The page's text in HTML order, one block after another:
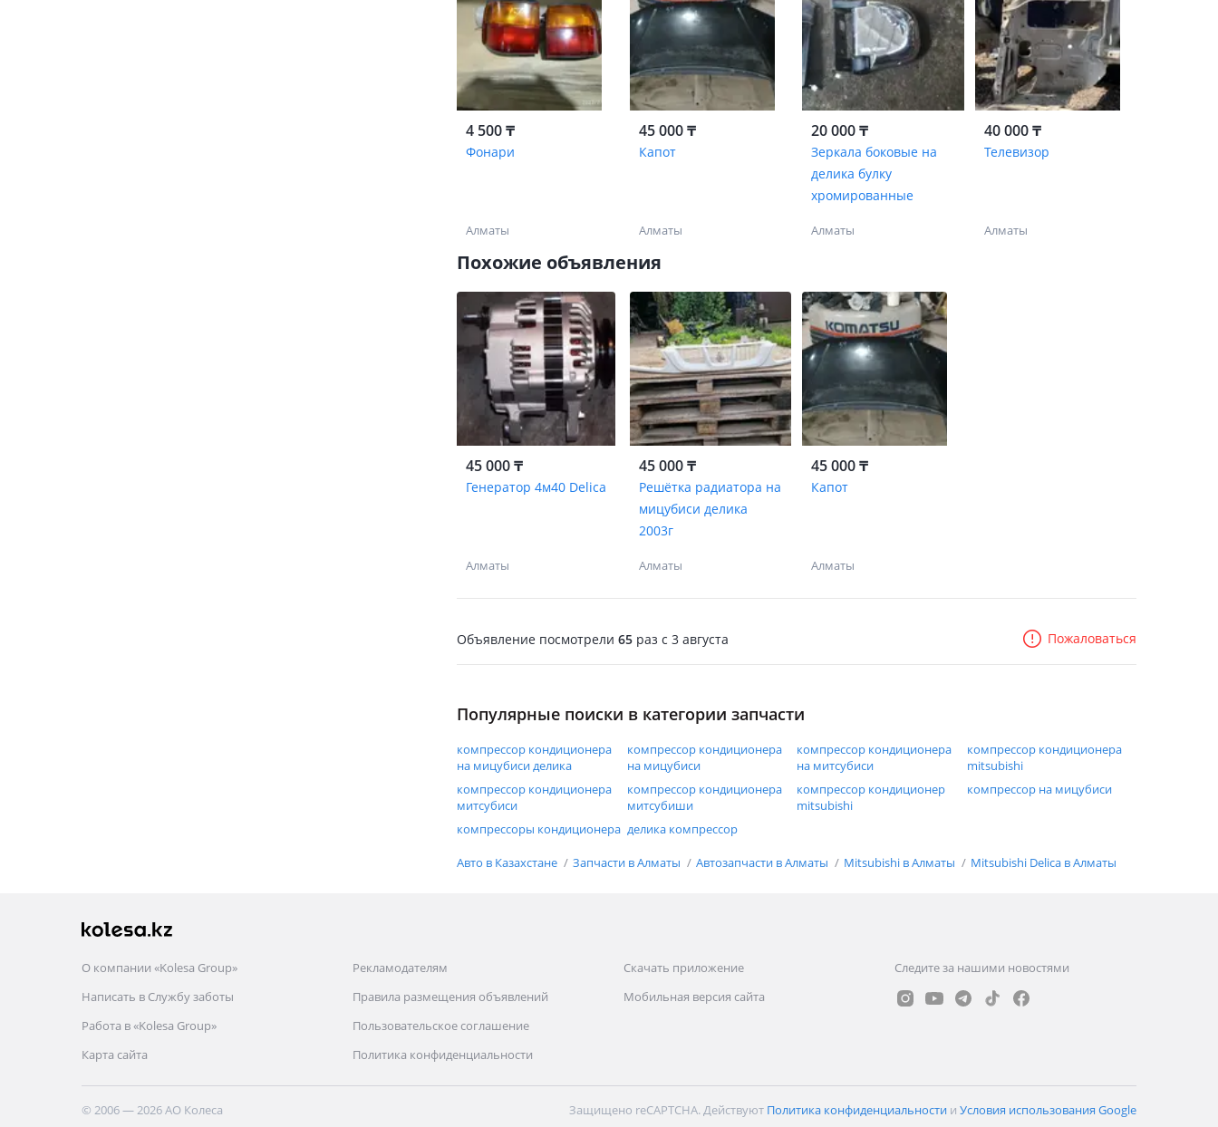
4 500 ₸
Фонари
Алматы
45 000 ₸
Капот
Алматы
20 000 ₸
Зеркала боковые на
делика булку
хромированные
Алматы
40 000 ₸
Телевизор
Алматы
Похожие объявления
45 000 ₸
Генератор 4м40 Delica
Алматы
45 000 ₸
Решётка радиатора на
мицубиси делика
2003г
Алматы
45 000 ₸
Капот
Алматы
Объявление посмотрели 65 раз c 3 августа Пожаловаться
Популярные поиски в категории запчасти
компрессор кондиционера
на мицубиси делика
компрессор кондиционера
на мицубиси
компрессор кондиционера
на митсубиси
компрессор кондиционера
mitsubishi
компрессор кондиционера
митсубиси
компрессор кондиционера
митсубиши
компрессор кондиционер
mitsubishi
компрессор на мицубиси
компрессоры кондиционера делика компрессор
Авто в Казахстане Запчасти в Алматы Автозапчасти в Алматы Mitsubishi в Алматы Mitsubishi Delica в Алматы
О компании «Kolesa Group»
Написать в Службу заботы
Работа в «Kolesa Group»
Карта сайта
Рекламодателям
Правила размещения объявлений
Пользовательское соглашение
Политика конфиденциальности
Скачать приложение
Мобильная версия сайта
Следите за нашими новостями
© 2006 — 2026 АО Колеса Защищено reCAPTCHA. Действуют Политика конфиденциальности и Условия использования Google